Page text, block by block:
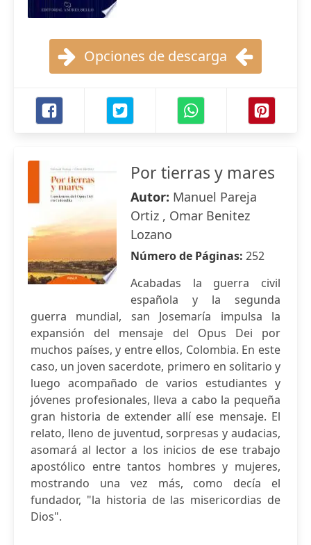
Opciones de descarga
Por tierras y mares
Autor: Manuel Pareja
Ortiz , Omar Benitez
Lozano
Número de Páginas: 252
Acabadas la guerra civil
española y la segunda
guerra mundial, san Josemaría impulsa la
expansión del mensaje del Opus Dei por
muchos países, y entre ellos, Colombia. En este
caso, un joven sacerdote, primero en solitario y
luego acompañado de varios estudiantes y
jóvenes profesionales, lleva a cabo la pequeña
gran historia de extender allí ese mensaje. El
relato, lleno de juventud, sorpresas y audacias,
asomará al lector a los inicios de ese trabajo
apostólico entre tantos hombres y mujeres,
mostrando una vez más, como decía el
fundador, "la historia de las misericordias de
Dios".